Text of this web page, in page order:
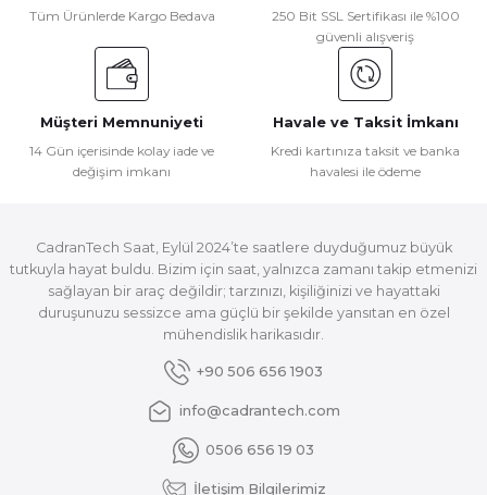
Tüm Ürünlerde Kargo Bedava
250 Bit SSL Sertifikası ile %100
güvenli alışveriş
Müşteri Memnuniyeti
14 Gün içerisinde kolay iade ve
değişim imkanı
Havale ve Taksit İmkanı
Kredi kartınıza taksit ve banka
havalesi ile ödeme
CadranTech Saat, Eylül 2024’te saatlere duyduğumuz büyük
tutkuyla hayat buldu. Bizim için saat, yalnızca zamanı takip etmenizi
sağlayan bir araç değildir; tarzınızı, kişiliğinizi ve hayattaki
duruşunuzu sessizce ama güçlü bir şekilde yansıtan en özel
mühendislik harikasıdır.
+90 506 656 1903
info@cadrantech.com
0506 656 19 03
İletişim Bilgilerimiz